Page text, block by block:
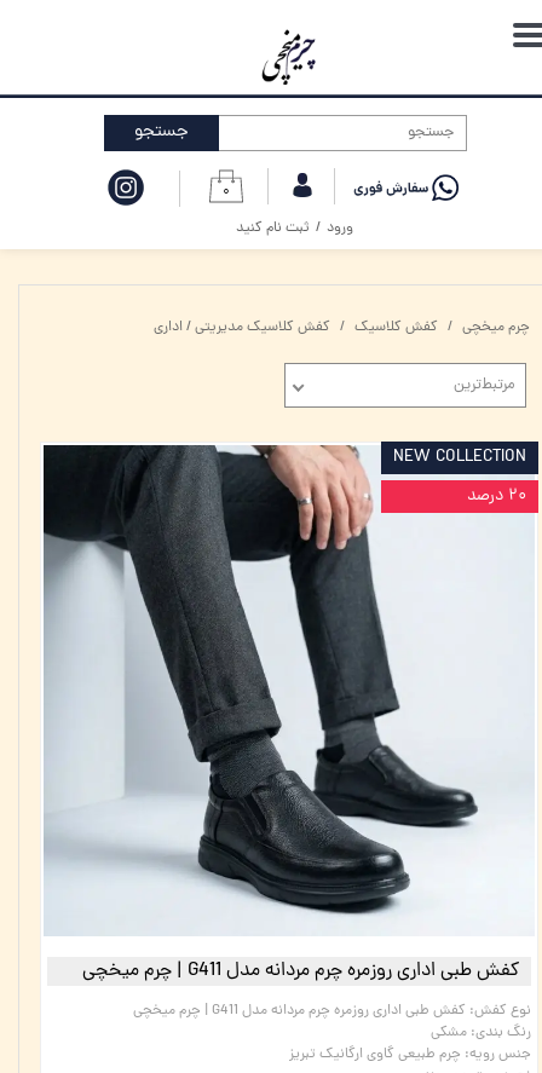
۰
ورود / ثبت نام کنید
حساب کاربری من
تغییر گذر واژه
خروج از حساب کاربری
جستجو
چرم میخچی کفش کلاسیک کفش کلاسیک مدیریتی / اداری
مرتبط‌ترین
کفش طبی اداری روزمره چرم مردانه مدل G411 | چرم میخچی
نوع کفش: کفش طبی اداری روزمره چرم مردانه مدل G411 | چرم میخچی
رنگ بندی: مشکی
جنس رویه: چرم طبیعی گاوی ارگانیک تبریز
NEW COLLECTION
۲۰ درصد